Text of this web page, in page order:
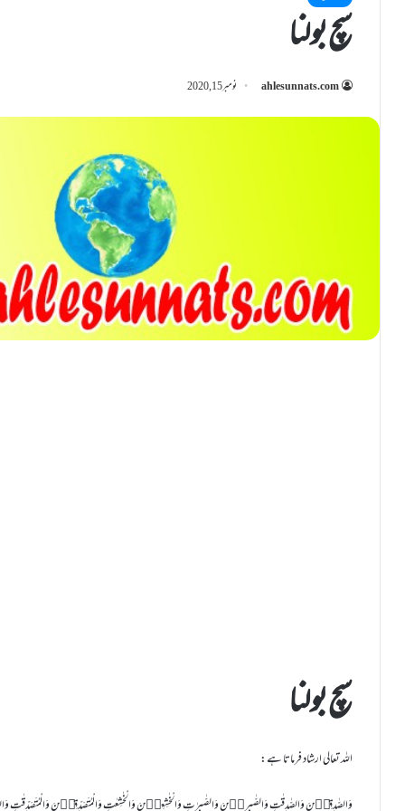
سچ بولنا
ahlesunnats.com نومبر 15, 2020
سچ بولنا
اللہ تعالی ارشاد فرماتا ہے: